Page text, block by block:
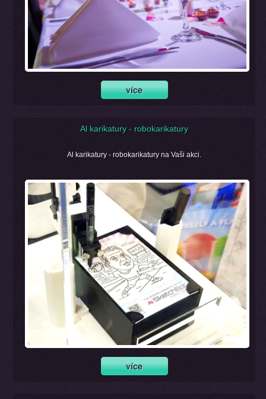
Al karikatury - robokarikatury
Al karikatury - robokarikatury na Vaši akci.